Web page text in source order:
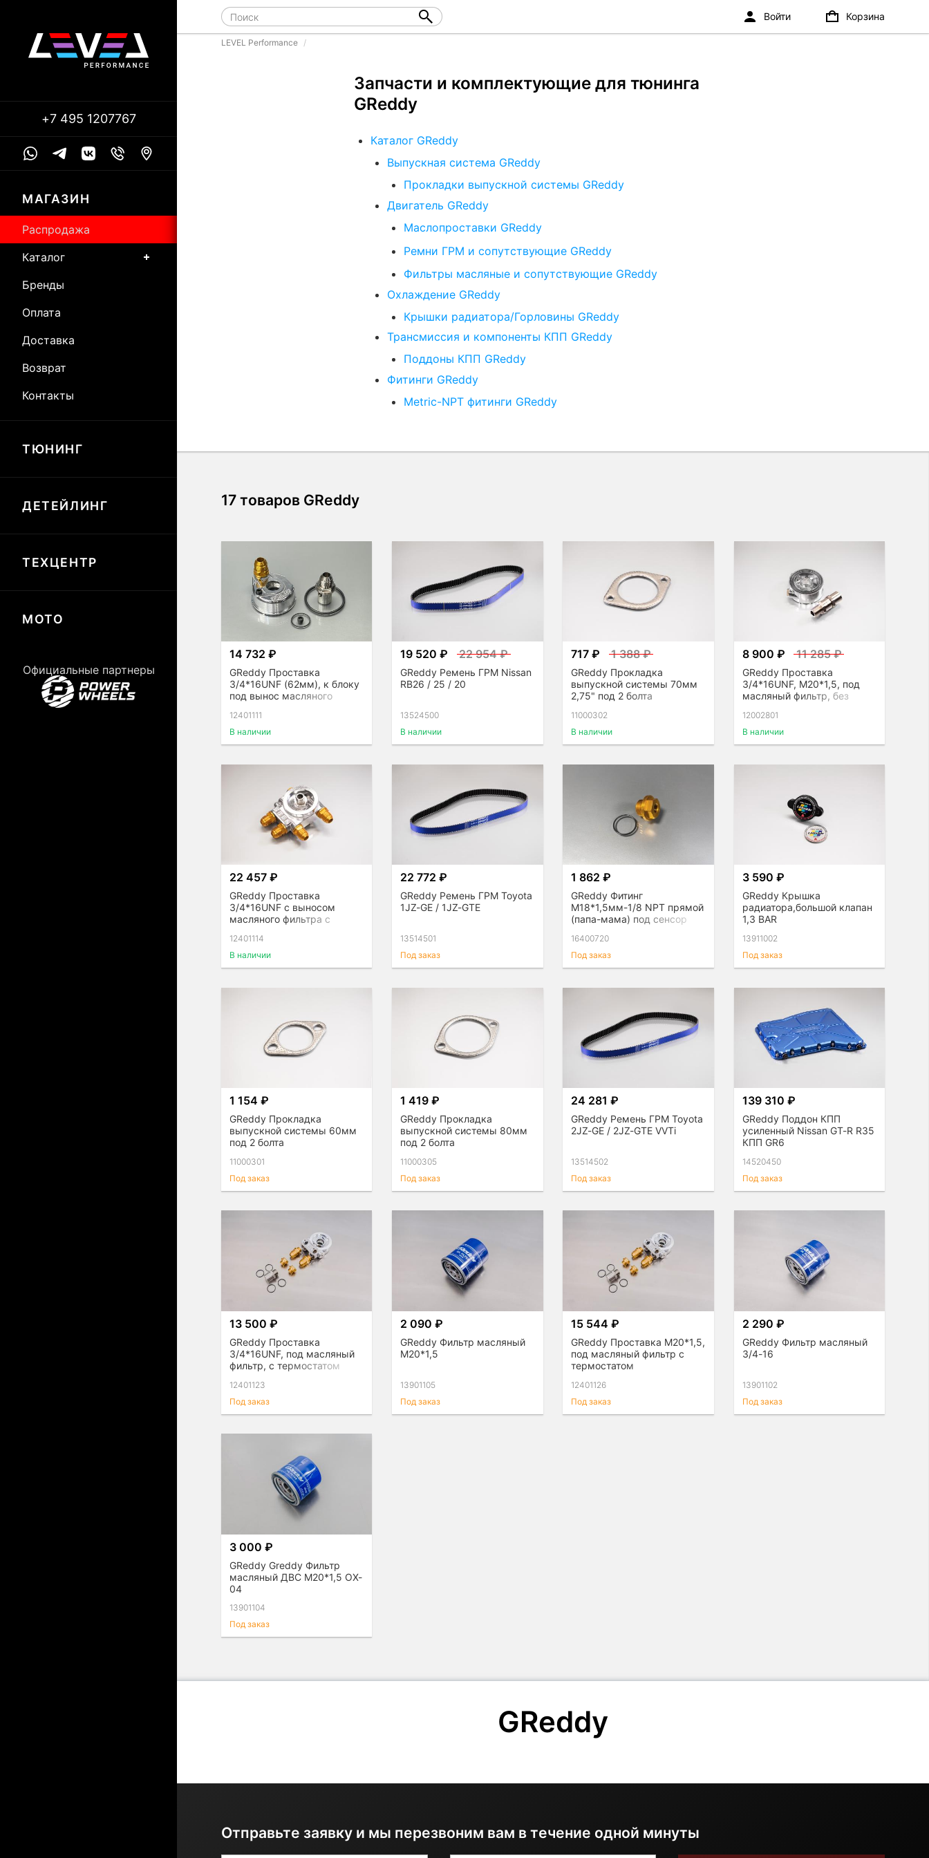
LEVEL Performance
Запчасти и комплектующие для тюнинга
GReddy
Каталог GReddy
Выпускная система GReddy
Прокладки выпускной системы GReddy
Двигатель GReddy
Маслопроставки GReddy
Ремни ГРМ и сопутствующие GReddy
Фильтры масляные и сопутствующие GReddy
Охлаждение GReddy
Крышки радиатора/Горловины GReddy
Трансмиссия и компоненты КПП GReddy
Поддоны КПП GReddy
Фитинги GReddy
Metric-NPT фитинги GReddy
17 товаров GReddy
14 732 ₽
GReddy Проставка
3/4*16UNF (62мм), к блоку
под вынос масляного
12401111
В наличии
19 520 ₽ 22 954 ₽
GReddy Ремень ГРМ Nissan
RB26 / 25 / 20
13524500
В наличии
717 ₽ 1 388 ₽
GReddy Прокладка
выпускной системы 70мм
2,75" под 2 болта
11000302
В наличии
8 900 ₽ 11 285 ₽
GReddy Проставка
3/4*16UNF, М20*1,5, под
масляный фильтр, без
12002801
В наличии
22 457 ₽
GReddy Проставка
3/4*16UNF с выносом
масляного фильтра с
12401114
В наличии
22 772 ₽
GReddy Ремень ГРМ Toyota
1JZ-GE / 1JZ-GTE
13514501
Под заказ
1 862 ₽
GReddy Фитинг
М18*1,5мм-1/8 NPT прямой
(папа-мама) под сенсор
16400720
Под заказ
3 590 ₽
GReddy Крышка
радиатора,большой клапан
1,3 BAR
13911002
Под заказ
1 154 ₽
GReddy Прокладка
выпускной системы 60мм
под 2 болта
11000301
Под заказ
1 419 ₽
GReddy Прокладка
выпускной системы 80мм
под 2 болта
11000305
Под заказ
24 281 ₽
GReddy Ремень ГРМ Toyota
2JZ-GE / 2JZ-GTE VVTi
13514502
Под заказ
139 310 ₽
GReddy Поддон КПП
усиленный Nissan GT-R R35
КПП GR6
14520450
Под заказ
13 500 ₽
GReddy Проставка
3/4*16UNF, под масляный
фильтр, с термостатом
12401123
Под заказ
2 090 ₽
GReddy Фильтр масляный
M20*1,5
13901105
Под заказ
15 544 ₽
GReddy Проставка М20*1,5,
под масляный фильтр с
термостатом
12401126
Под заказ
2 290 ₽
GReddy Фильтр масляный
3/4-16
13901102
Под заказ
3 000 ₽
GReddy Greddy Фильтр
масляный ДВС M20*1,5 OX-
04
13901104
Под заказ
GReddy
Отправьте заявку и мы перезвоним вам в течение одной минуты
+7 495 1207767
МАГАЗИН
Распродажа
Каталог
Бренды
Оплата
Доставка
Возврат
Контакты
ТЮНИНГ
ДЕТЕЙЛИНГ
ТЕХЦЕНТР
МОТО
Официальные партнеры
Войти Корзина